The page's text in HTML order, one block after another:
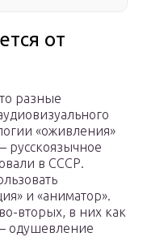
от
разные
«оживления»
русскоязычное
в СССР.
и «аниматор».
вторых, в них как
одушевление